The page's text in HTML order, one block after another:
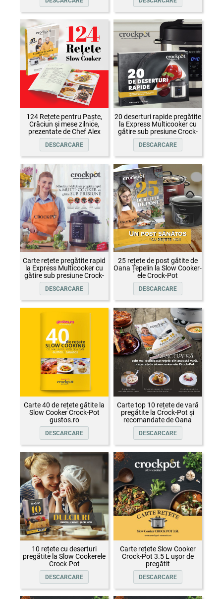
124 Rețete pentru Paște,
Crăciun și mese zilnice,
prezentate de Chef Alex
Cîrțu și invitații săi
DESCARCARE
20 deserturi rapide pregătite
la Express Multicooker cu
gătire sub presiune Crock-
Pot
DESCARCARE
Carte rețete pregătite rapid
la Express Multicooker cu
gătire sub presiune Crock-
Pot
DESCARCARE
25 rețete de post gătite de
Oana Țepelin la Slow Cooker-
ele Crock-Pot
DESCARCARE
Carte 40 de rețete gătite la
Slow Cooker Crock-Pot
gustos.ro
DESCARCARE
Carte top 10 rețete de vară
pregătite la Crock-Pot și
recomandate de Oana
Țepelin
DESCARCARE
10 rețete cu deserturi
pregătite la Slow Cookerele
Crock-Pot
DESCARCARE
Carte rețete Slow Cooker
Crock-Pot 3.5 L ușor de
pregătit
DESCARCARE